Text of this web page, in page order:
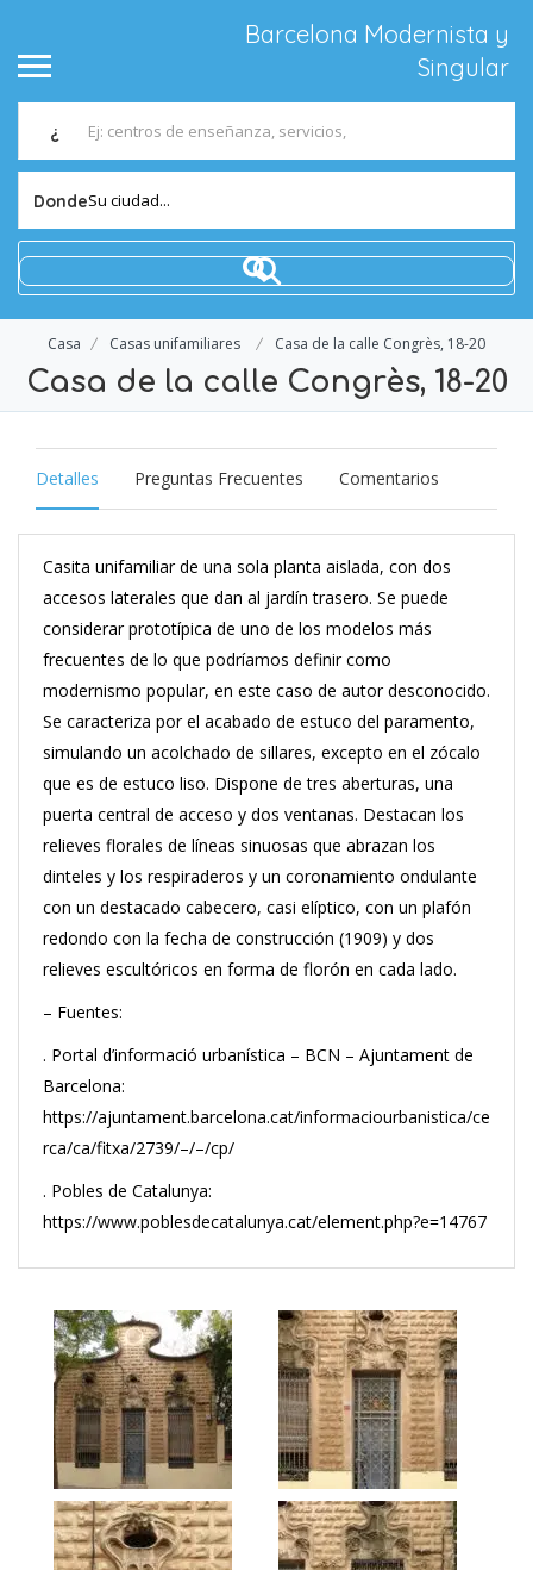
Barcelona Modernista y
Singular
¿
DondeSu ciudad...
Casa Casas unifamiliares Casa de la calle Congrès, 18-20
Casa de la calle Congrès, 18-20
Detalles Preguntas Frecuentes Comentarios
Casita unifamiliar de una sola planta aislada, con dos
accesos laterales que dan al jardín trasero. Se puede
considerar prototípica de uno de los modelos más
frecuentes de lo que podríamos definir como
modernismo popular, en este caso de autor desconocido.
Se caracteriza por el acabado de estuco del paramento,
simulando un acolchado de sillares, excepto en el zócalo
que es de estuco liso. Dispone de tres aberturas, una
puerta central de acceso y dos ventanas. Destacan los
relieves florales de líneas sinuosas que abrazan los
dinteles y los respiraderos y un coronamiento ondulante
con un destacado cabecero, casi elíptico, con un plafón
redondo con la fecha de construcción (1909) y dos
relieves escultóricos en forma de florón en cada lado.
– Fuentes:
. Portal d’informació urbanística – BCN – Ajuntament de
Barcelona:
https://ajuntament.barcelona.cat/informaciourbanistica/ce
rca/ca/fitxa/2739/–/–/cp/
. Pobles de Catalunya:
https://www.poblesdecatalunya.cat/element.php?e=14767